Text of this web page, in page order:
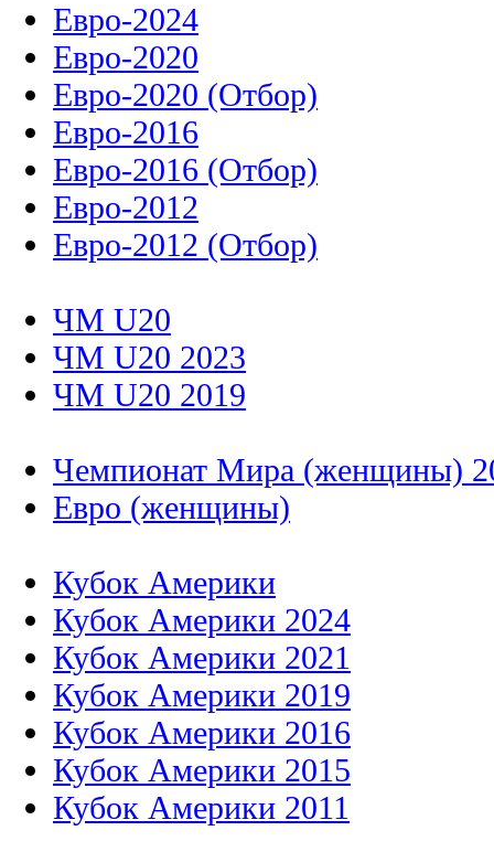
Евро-2024
Евро-2020
Евро-2020 (Отбор)
Евро-2016
Евро-2016 (Отбор)
Евро-2012
Евро-2012 (Отбор)
ЧМ U20
ЧМ U20 2023
ЧМ U20 2019
Чемпионат Мира (женщины)
Евро (женщины)
Кубок Америки
Кубок Америки 2024
Кубок Америки 2021
Кубок Америки 2019
Кубок Америки 2016
Кубок Америки 2015
Кубок Америки 2011